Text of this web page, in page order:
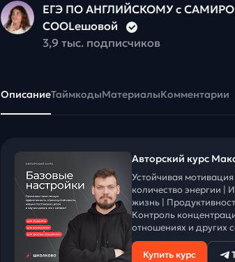
ЕГЭ ПО АНГЛИЙСКОМУ с
COOLешовой
3,9 тыс. подписчиков
ОписаниеТаймкодыМатериалыКомментарии
Авторский курс
Устойчивая
количество энергии |
жизнь |
Контроль
отношениях и других
Купить курс